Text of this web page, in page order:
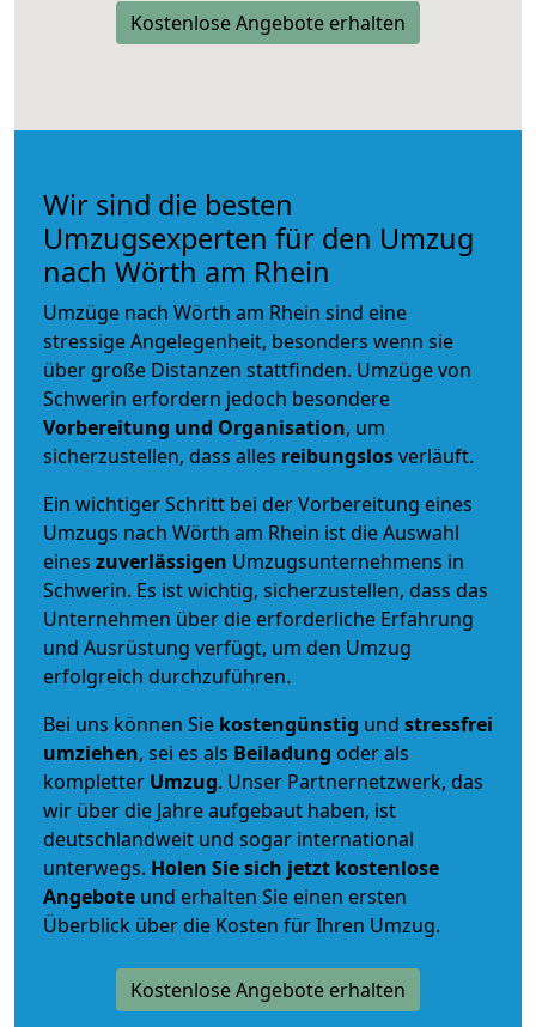
Kostenlose Angebote erhalten
Wir sind die besten
Umzugsexperten für den Umzug
nach Wörth am Rhein
Umzüge nach Wörth am Rhein sind eine
stressige Angelegenheit, besonders wenn sie
über große Distanzen stattfinden. Umzüge von
Schwerin erfordern jedoch besondere
Vorbereitung und Organisation, um
sicherzustellen, dass alles reibungslosverläuft.
Ein wichtiger Schritt bei der Vorbereitung eines
Umzugs nach Wörth am Rhein ist die Auswahl
eines zuverlässigen Umzugsunternehmens in
Schwerin. Es ist wichtig, sicherzustellen, dass das
Unternehmen über die erforderliche Erfahrung
und Ausrüstung verfügt, um den Umzug
erfolgreich durchzuführen.
Bei uns können Sie kostengünstig und stressfrei
umziehen, sei es als Beiladung oder als
kompletter Umzug. Unser Partnernetzwerk, das
wir über die Jahre aufgebaut haben, ist
deutschlandweit und sogar international
unterwegs. Holen Sie sich jetzt kostenlose
Angebote und erhalten Sie einen ersten
Überblick über die Kosten für Ihren Umzug.
Kostenlose Angebote erhalten